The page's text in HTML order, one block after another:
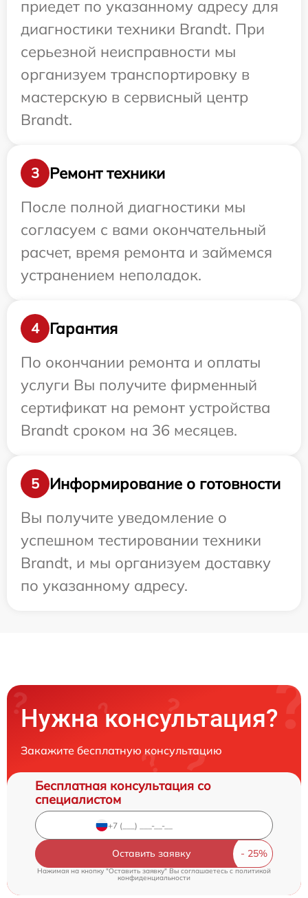
приедет по указанному адресу для
диагностики техники Brandt. При
серьезной неисправности мы
организуем транспортировку в
мастерскую в сервисный центр
Brandt.
3
Ремонт техники
После полной диагностики мы
согласуем с вами окончательный
расчет, время ремонта и займемся
устранением неполадок.
4
Гарантия
По окончании ремонта и оплаты
услуги Вы получите фирменный
сертификат на ремонт устройства
Brandt сроком на 36 месяцев.
5
Информирование о готовности
Вы получите уведомление о
успешном тестировании техники
Brandt, и мы организуем доставку
по указанному адресу.
Нужна консультация?
Закажите бесплатную консультацию
Бесплатная консультация со
специалистом
Оставить заявку
Нажимая на кнопку "Оставить заявку" Вы соглашаетесь c политикой
конфиденциальности